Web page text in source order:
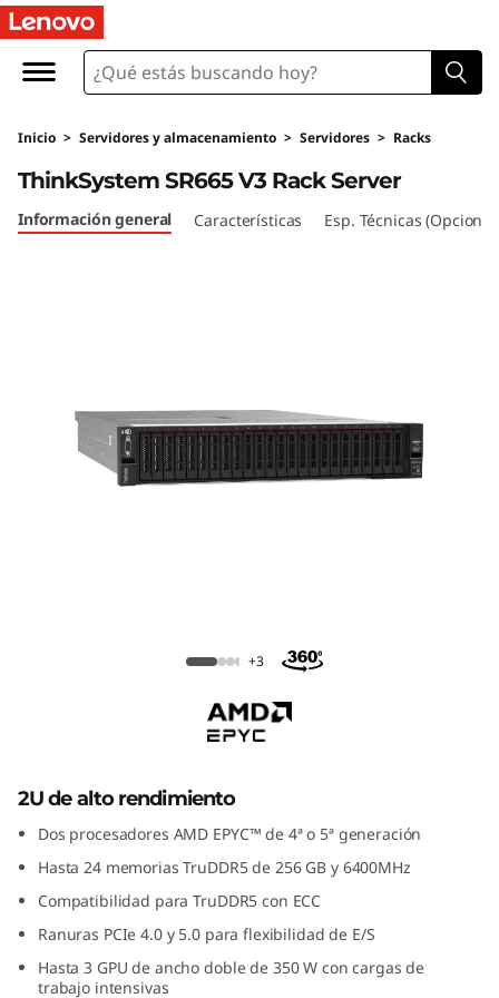
Inicio > Servidores y almacenamiento > Servidores > Racks
ThinkSystem SR665 V3 Rack Server
ThinkSystem SR665 V3 Rack Server
Información general Características Esp. Técnicas
+3
2U de alto rendimiento
Dos procesadores AMD EPYC™ de 4ª o 5ª generación
Hasta 24 memorias TruDDR5 de 256 GB y 6400MHz
Compatibilidad para TruDDR5 con ECC
Ranuras PCIe 4.0 y 5.0 para flexibilidad de E/S
Hasta 3 GPU de ancho doble de 350 W con cargas de
trabajo intensivas